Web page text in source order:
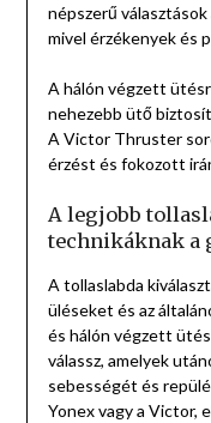
népszerű
mivel érzékenyek és
A hálón végzett
nehezebb ütő
A Victor Thruster
érzést és fokozott
A legjobb
technikáknak a
A tollaslabda
üléseket és az
és hálón végzett
válassz, amelyek
sebességét és
Yonex vagy a Victor,